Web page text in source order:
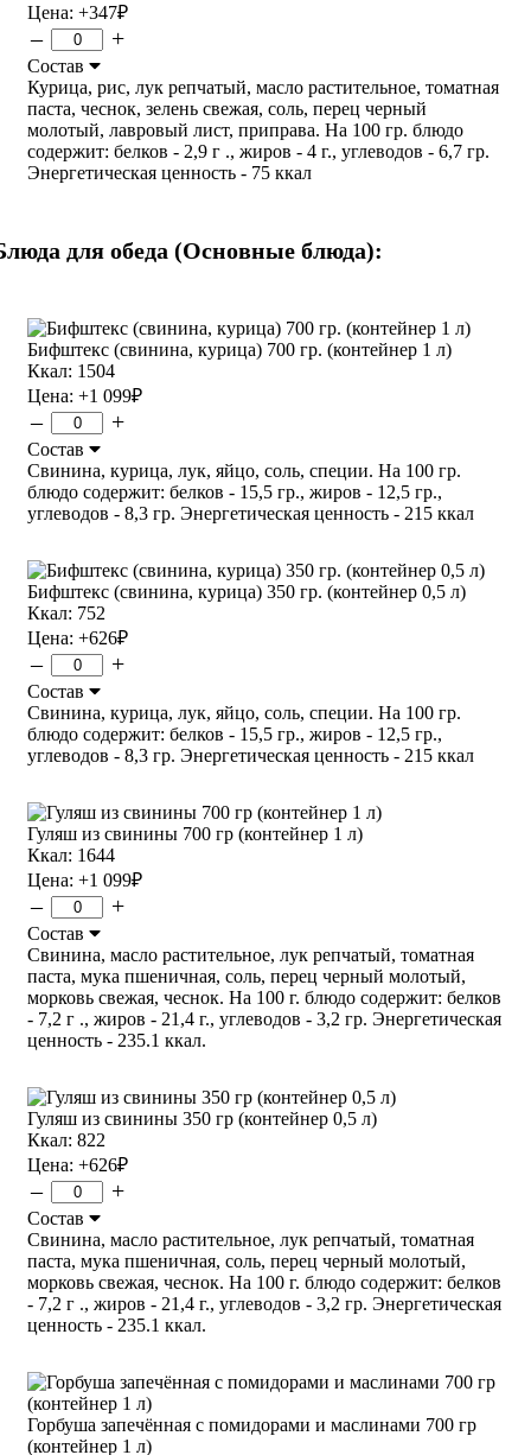
Цена: +347₽
– +
Состав
Курица, рис, лук репчатый, масло растительное, томатная
паста, чеснок, зелень свежая, соль, перец черный
молотый, лавровый лист, приправа. На 100 гр. блюдо
содержит: белков - 2,9 г ., жиров - 4 г., углеводов - 6,7 гр.
Энергетическая ценность - 75 ккал
для обеда (Основные блюда):
Бифштекс (свинина, курица) 700 гр. (контейнер 1 л)
Ккал: 1504
Цена: +1 099₽
– +
Состав
Свинина, курица, лук, яйцо, соль, специи. На 100 гр.
блюдо содержит: белков - 15,5 гр., жиров - 12,5 гр.,
углеводов - 8,3 гр. Энергетическая ценность - 215 ккал
Бифштекс (свинина, курица) 350 гр. (контейнер 0,5 л)
Ккал: 752
Цена: +626₽
– +
Состав
Свинина, курица, лук, яйцо, соль, специи. На 100 гр.
блюдо содержит: белков - 15,5 гр., жиров - 12,5 гр.,
углеводов - 8,3 гр. Энергетическая ценность - 215 ккал
Гуляш из свинины 700 гр (контейнер 1 л)
Ккал: 1644
Цена: +1 099₽
– +
Состав
Свинина, масло растительное, лук репчатый, томатная
паста, мука пшеничная, соль, перец черный молотый,
морковь свежая, чеснок. На 100 г. блюдо содержит: белков
- 7,2 г ., жиров - 21,4 г., углеводов - 3,2 гр. Энергетическая
ценность - 235.1 ккал.
Гуляш из свинины 350 гр (контейнер 0,5 л)
Ккал: 822
Цена: +626₽
– +
Состав
Свинина, масло растительное, лук репчатый, томатная
паста, мука пшеничная, соль, перец черный молотый,
морковь свежая, чеснок. На 100 г. блюдо содержит: белков
- 7,2 г ., жиров - 21,4 г., углеводов - 3,2 гр. Энергетическая
ценность - 235.1 ккал.
Горбуша запечённая с помидорами и маслинами 700 гр
(контейнер 1 л)